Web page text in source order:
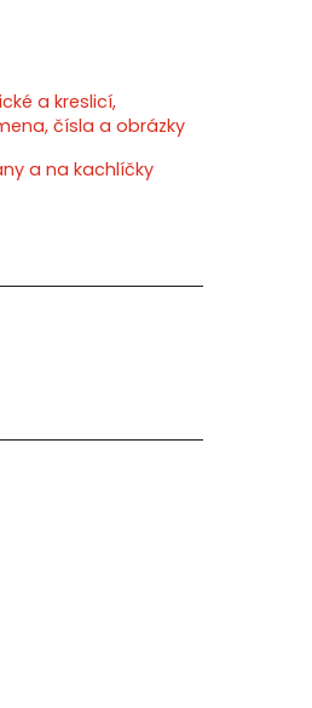
a kreslicí,
čísla a obrázky
a na kachlíčky